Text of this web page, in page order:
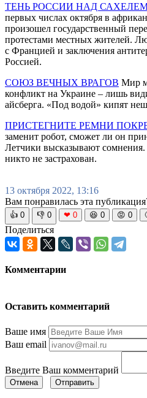
ТЕНЬ РОССИИ НАД
первых числах октября в
произошел государственный
протестами местных жителей.
с Францией и заключения
Россией.
СОЮЗ ВЕЧНЫХ ВРАГОВ Мир
конфликт на Украине – лишь
айсберга. «Под водой» кипят
ПРИСТЕГНИТЕ РЕМНИ
заменит робот, сможет ли он
Летчики высказывают
никто не застрахован.
13 октября 2022, 13:16
Вам понравилась эта
👍 0 👎 0 ❤ 0 😆 0 😡 0
Поделиться
Комментарии
Оставить комментарий
Ваше имя
Ваш email
Введите Ваш комментарий
Отмена Отправить